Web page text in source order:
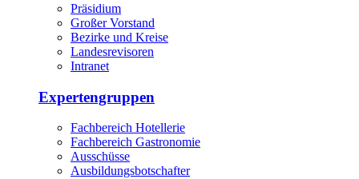
Präsidium
Großer Vorstand
Bezirke und Kreise
Landesrevisoren
Intranet
Expertengruppen
Fachbereich Hotellerie
Fachbereich Gastronomie
Ausschüsse
Ausbildungsbotschafter